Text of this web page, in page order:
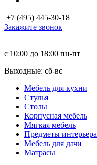
+7 (495) 445-30-18
Закажите звонок
с 10:00 до 18:00 пн-пт
Выходные: сб-вc
Мебель для кухни
Стулья
Столы
Корпусная мебель
Мягкая мебель
Предметы интерьера
Мебель для дачи
Матраcы